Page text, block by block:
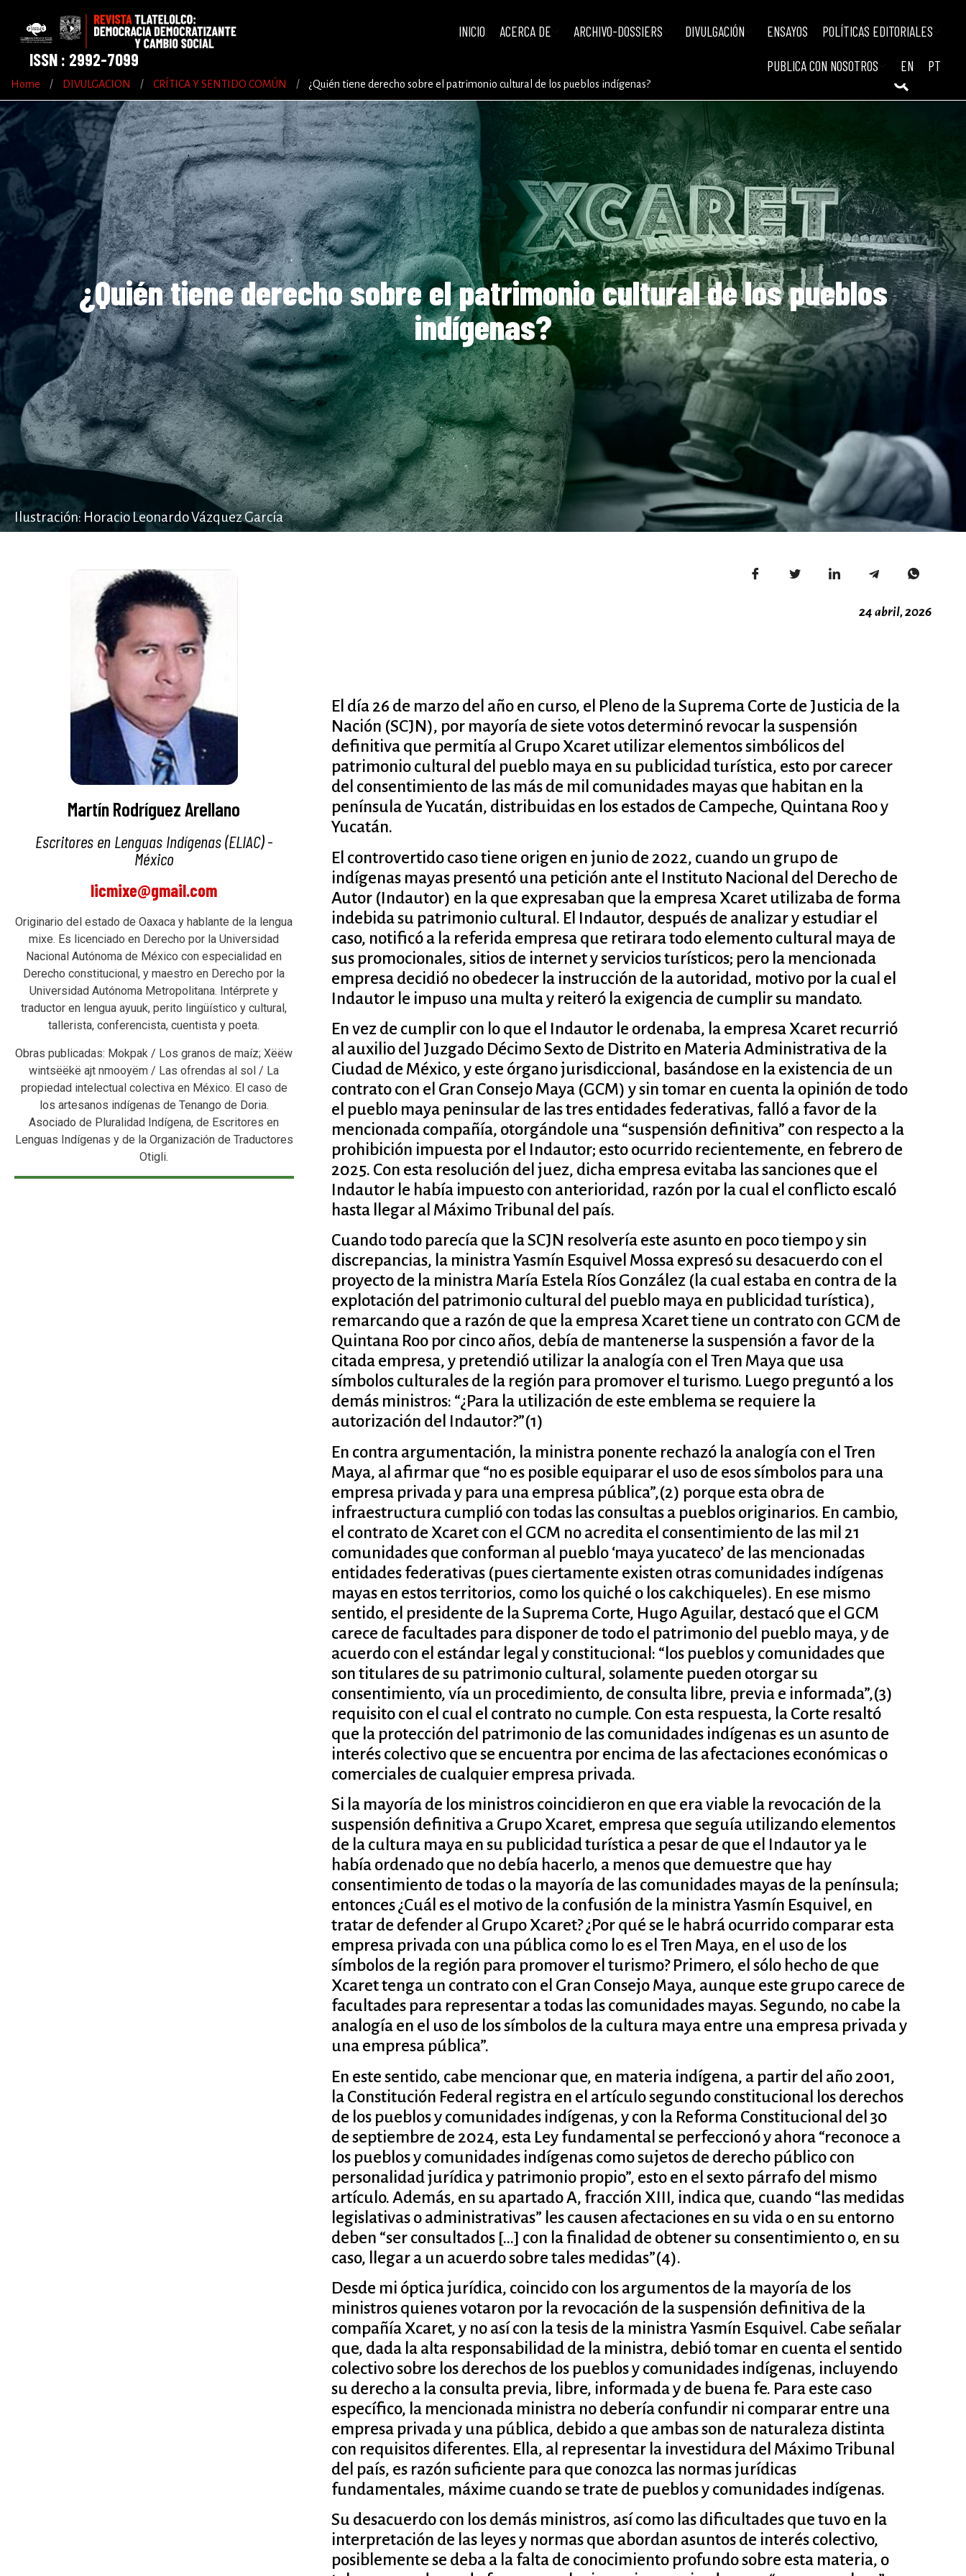
ISSN : 2992-7099
INICIO ACERCA DE ARCHIVO-DOSSIERS DIVULGACIÓN ENSAYOS POLÍTICAS EDITORIALES
PUBLICA CON NOSOTROS EN PT
Home / DIVULGACION / CRÍTICA Y SENTIDO COMÚN / ¿Quién tiene derecho sobre el patrimonio cultural de los pueblos indígenas?
¿Quién tiene derecho sobre el patrimonio cultural de los pueblos
indígenas?
Ilustración: Horacio Leonardo Vázquez García
Martín Rodríguez Arellano
Escritores en Lenguas Indígenas (ELIAC) -
México
licmixe@gmail.com
Originario del estado de Oaxaca y hablante de la lengua
mixe. Es licenciado en Derecho por la Universidad
Nacional Autónoma de México con especialidad en
Derecho constitucional, y maestro en Derecho por la
Universidad Autónoma Metropolitana. Intérprete y
traductor en lengua ayuuk, perito lingüístico y cultural,
tallerista, conferencista, cuentista y poeta.
Obras publicadas: Mokpak / Los granos de maíz; Xëëw
wintsëëkë ajt nmooyëm / Las ofrendas al sol / La
propiedad intelectual colectiva en México. El caso de
los artesanos indígenas de Tenango de Doria.
Asociado de Pluralidad Indígena, de Escritores en
Lenguas Indígenas y de la Organización de Traductores
Otigli.
24 abril, 2026
El día 26 de marzo del año en curso, el Pleno de la Suprema Corte de Justicia de la
Nación (SCJN), por mayoría de siete votos determinó revocar la suspensión
definitiva que permitía al Grupo Xcaret utilizar elementos simbólicos del
patrimonio cultural del pueblo maya en su publicidad turística, esto por carecer
del consentimiento de las más de mil comunidades mayas que habitan en la
península de Yucatán, distribuidas en los estados de Campeche, Quintana Roo y
Yucatán.
El controvertido caso tiene origen en junio de 2022, cuando un grupo de
indígenas mayas presentó una petición ante el Instituto Nacional del Derecho de
Autor (Indautor) en la que expresaban que la empresa Xcaret utilizaba de forma
indebida su patrimonio cultural. El Indautor, después de analizar y estudiar el
caso, notificó a la referida empresa que retirara todo elemento cultural maya de
sus promocionales, sitios de internet y servicios turísticos; pero la mencionada
empresa decidió no obedecer la instrucción de la autoridad, motivo por la cual el
Indautor le impuso una multa y reiteró la exigencia de cumplir su mandato.
En vez de cumplir con lo que el Indautor le ordenaba, la empresa Xcaret recurrió
al auxilio del Juzgado Décimo Sexto de Distrito en Materia Administrativa de la
Ciudad de México, y este órgano jurisdiccional, basándose en la existencia de un
contrato con el Gran Consejo Maya (GCM) y sin tomar en cuenta la opinión de todo
el pueblo maya peninsular de las tres entidades federativas, falló a favor de la
mencionada compañía, otorgándole una “suspensión definitiva” con respecto a la
prohibición impuesta por el Indautor; esto ocurrido recientemente, en febrero de
2025. Con esta resolución del juez, dicha empresa evitaba las sanciones que el
Indautor le había impuesto con anterioridad, razón por la cual el conflicto escaló
hasta llegar al Máximo Tribunal del país.
Cuando todo parecía que la SCJN resolvería este asunto en poco tiempo y sin
discrepancias, la ministra Yasmín Esquivel Mossa expresó su desacuerdo con el
proyecto de la ministra María Estela Ríos González (la cual estaba en contra de la
explotación del patrimonio cultural del pueblo maya en publicidad turística),
remarcando que a razón de que la empresa Xcaret tiene un contrato con GCM de
Quintana Roo por cinco años, debía de mantenerse la suspensión a favor de la
citada empresa, y pretendió utilizar la analogía con el Tren Maya que usa
símbolos culturales de la región para promover el turismo. Luego preguntó a los
demás ministros: “¿Para la utilización de este emblema se requiere la
autorización del Indautor?”(1)
En contra argumentación, la ministra ponente rechazó la analogía con el Tren
Maya, al afirmar que “no es posible equiparar el uso de esos símbolos para una
empresa privada y para una empresa pública”,(2) porque esta obra de
infraestructura cumplió con todas las consultas a pueblos originarios. En cambio,
el contrato de Xcaret con el GCM no acredita el consentimiento de las mil 21
comunidades que conforman al pueblo ‘maya yucateco’ de las mencionadas
entidades federativas (pues ciertamente existen otras comunidades indígenas
mayas en estos territorios, como los quiché o los cakchiqueles). En ese mismo
sentido, el presidente de la Suprema Corte, Hugo Aguilar, destacó que el GCM
carece de facultades para disponer de todo el patrimonio del pueblo maya, y de
acuerdo con el estándar legal y constitucional: “los pueblos y comunidades que
son titulares de su patrimonio cultural, solamente pueden otorgar su
consentimiento, vía un procedimiento, de consulta libre, previa e informada”,(3)
requisito con el cual el contrato no cumple. Con esta respuesta, la Corte resaltó
que la protección del patrimonio de las comunidades indígenas es un asunto de
interés colectivo que se encuentra por encima de las afectaciones económicas o
comerciales de cualquier empresa privada.
Si la mayoría de los ministros coincidieron en que era viable la revocación de la
suspensión definitiva a Grupo Xcaret, empresa que seguía utilizando elementos
de la cultura maya en su publicidad turística a pesar de que el Indautor ya le
había ordenado que no debía hacerlo, a menos que demuestre que hay
consentimiento de todas o la mayoría de las comunidades mayas de la península;
entonces ¿Cuál es el motivo de la confusión de la ministra Yasmín Esquivel, en
tratar de defender al Grupo Xcaret? ¿Por qué se le habrá ocurrido comparar esta
empresa privada con una pública como lo es el Tren Maya, en el uso de los
símbolos de la región para promover el turismo? Primero, el sólo hecho de que
Xcaret tenga un contrato con el Gran Consejo Maya, aunque este grupo carece de
facultades para representar a todas las comunidades mayas. Segundo, no cabe la
analogía en el uso de los símbolos de la cultura maya entre una empresa privada y
una empresa pública”.
En este sentido, cabe mencionar que, en materia indígena, a partir del año 2001,
la Constitución Federal registra en el artículo segundo constitucional los derechos
de los pueblos y comunidades indígenas, y con la Reforma Constitucional del 30
de septiembre de 2024, esta Ley fundamental se perfeccionó y ahora “reconoce a
los pueblos y comunidades indígenas como sujetos de derecho público con
personalidad jurídica y patrimonio propio”, esto en el sexto párrafo del mismo
artículo. Además, en su apartado A, fracción XIII, indica que, cuando “las medidas
legislativas o administrativas” les causen afectaciones en su vida o en su entorno
deben “ser consultados […] con la finalidad de obtener su consentimiento o, en su
caso, llegar a un acuerdo sobre tales medidas”(4).
Desde mi óptica jurídica, coincido con los argumentos de la mayoría de los
ministros quienes votaron por la revocación de la suspensión definitiva de la
compañía Xcaret, y no así con la tesis de la ministra Yasmín Esquivel. Cabe señalar
que, dada la alta responsabilidad de la ministra, debió tomar en cuenta el sentido
colectivo sobre los derechos de los pueblos y comunidades indígenas, incluyendo
su derecho a la consulta previa, libre, informada y de buena fe. Para este caso
específico, la mencionada ministra no debería confundir ni comparar entre una
empresa privada y una pública, debido a que ambas son de naturaleza distinta
con requisitos diferentes. Ella, al representar la investidura del Máximo Tribunal
del país, es razón suficiente para que conozca las normas jurídicas
fundamentales, máxime cuando se trate de pueblos y comunidades indígenas.
Su desacuerdo con los demás ministros, así como las dificultades que tuvo en la
interpretación de las leyes y normas que abordan asuntos de interés colectivo,
posiblemente se deba a la falta de conocimiento profundo sobre esta materia, o